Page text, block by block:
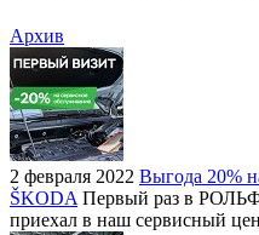
Архив
2 февраля 2022 Выгода 20%
ŠKODA Первый раз в
приехал в наш сервисный